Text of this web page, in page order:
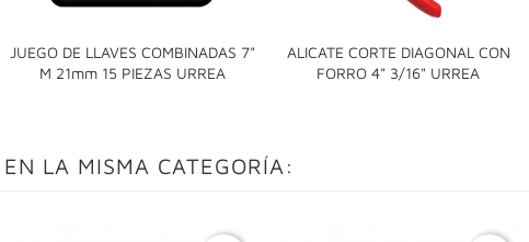
JUEGO DE LLAVES COMBINADAS 7"
M 21mm 15 PIEZAS URREA

ALICATE CORTE DIAGONAL CON
FORRO 4" 3/16" URREA

LA MISMA CATEGORÍA: